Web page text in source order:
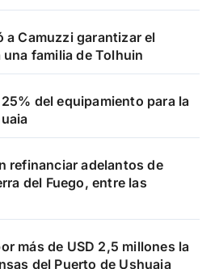
a Camuzzi garantizar el
familia de Tolhuin
del equipamiento para la
refinanciar adelantos de
del Fuego, entre las
más de USD 2,5 millones la
del Puerto de Ushuaia